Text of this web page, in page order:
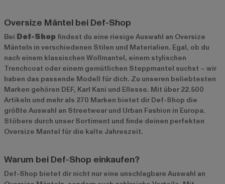
Oversize Mäntel bei Def-Shop
Bei Def-Shop findest du eine riesige Auswahl an Oversize
Mänteln in verschiedenen Stilen und Materialien. Egal, ob du
nach einem klassischen Wollmantel, einem stylischen
Trenchcoat oder einem gemütlichen Steppmantel suchst – wir
haben das passende Modell für dich. Zu unseren beliebtesten
Marken gehören DEF, Karl Kani und Ellesse. Mit über 22.500
Artikeln und mehr als 270 Marken bietet dir Def-Shop die
größte Auswahl an Streetwear und Urban Fashion in Europa.
Stöbere durch unser Sortiment und finde deinen perfekten
Oversize Mantel für die kalte Jahreszeit.
Warum bei Def-Shop einkaufen?
Def-Shop bietet dir nicht nur eine unschlagbare Auswahl an